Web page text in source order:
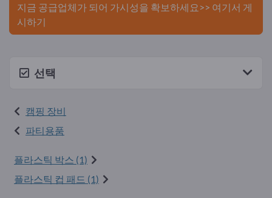
지금 공급업체가 되어 가시성을 확보하세요>> 여기서 게
시하기
선택
캠핑 장비
파티용품
플라스틱 박스 (1)
플라스틱 컵 패드 (1)